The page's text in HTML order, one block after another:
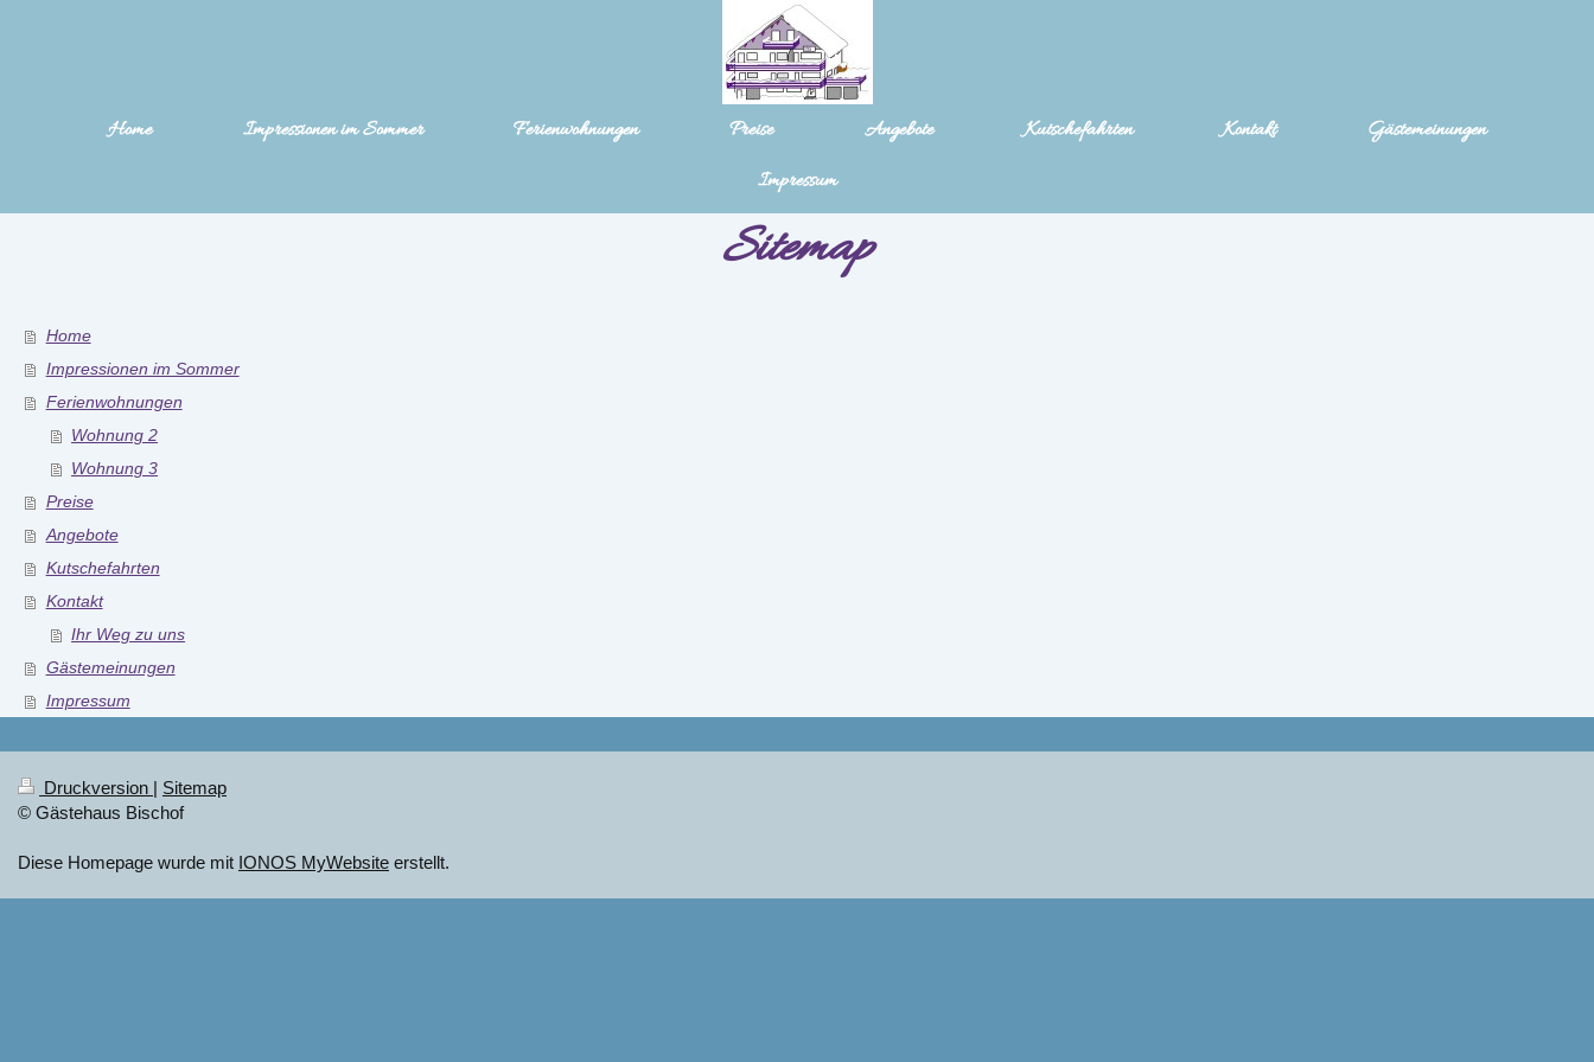
Home Impressionen im Sommer Ferienwohnungen Preise Angebote Kutschefahrten Kontakt
Gästemeinungen
Impressum
Sitemap
Home
Impressionen im Sommer
Ferienwohnungen
Wohnung 2
Wohnung 3
Preise
Angebote
Kutschefahrten
Kontakt
Ihr Weg zu uns
Gästemeinungen
Impressum
Druckversion | Sitemap
© Gästehaus Bischof
Diese Homepage wurde mit IONOS MyWebsite erstellt.